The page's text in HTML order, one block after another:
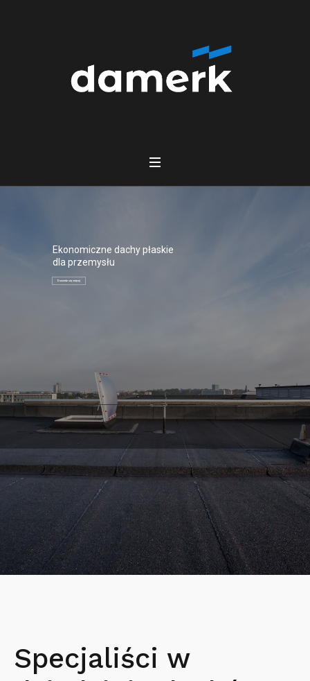
Ekonomiczne dachy płaskie
dla przemysłu
Dowiedz się więcej
Specjaliści w